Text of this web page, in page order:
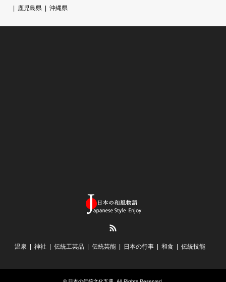
鹿児島県
沖縄県
温泉 神社 伝統工芸品 伝統芸能 日本の行事 和食 伝統技能